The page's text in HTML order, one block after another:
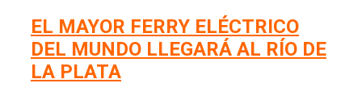
EL MAYOR FERRY ELÉCTRICO
DEL MUNDO LLEGARÁ AL RÍO DE
LA PLATA